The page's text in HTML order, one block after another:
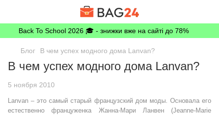
Back To School 2026 🎓 - знижки вже на сайті до 78%
Блог В чем успех модного дома Lanvan?
В чем успех модного дома Lanvan?
5 ноября 2010
Lanvan – это самый старый французский дом моды. Основала его
естественно француженка Жанна-Мари Ланвен (Jeanne-Marie